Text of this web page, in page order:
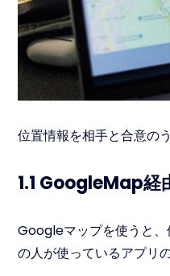
位置情報を相手と合意の
1.1 GoogleMap経
Googleマップを使うと、
の人が使っているアプリ